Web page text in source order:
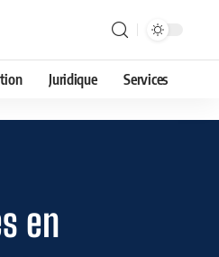
Juridique Services
en